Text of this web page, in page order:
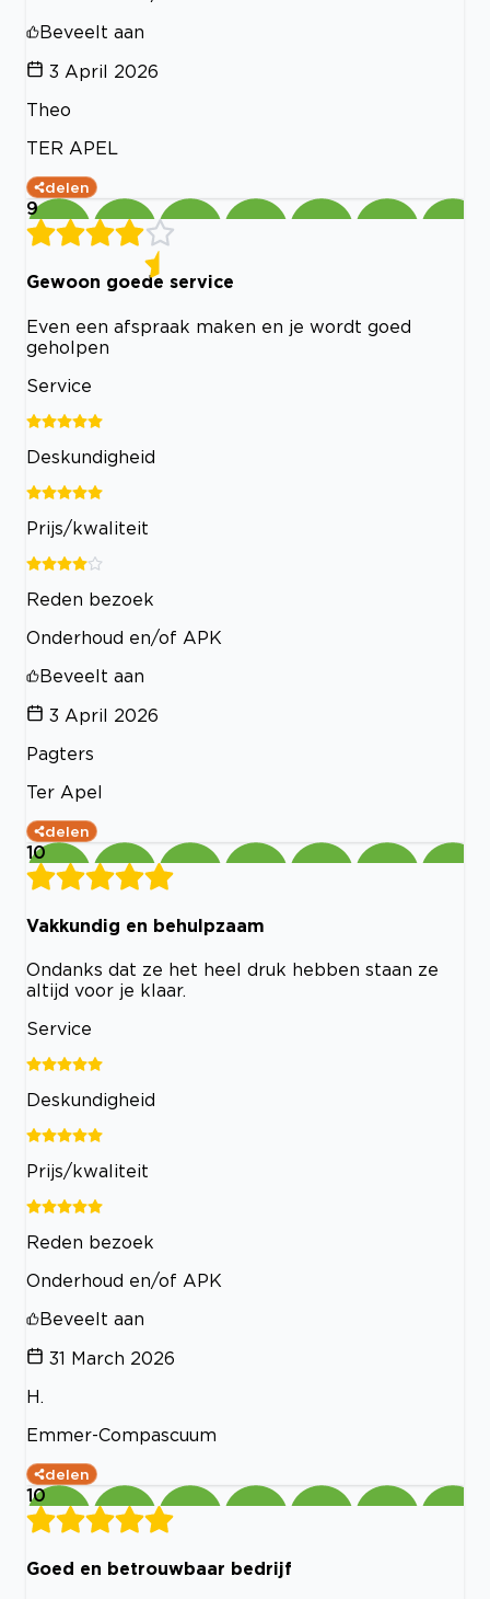
Beveelt aan
3 April 2026
Theo
TER APEL
delen
9
Gewoon goede service
Even een afspraak maken en je wordt goed
geholpen
Service
Deskundigheid
Prijs/kwaliteit
Reden bezoek
Onderhoud en/of APK
Beveelt aan
3 April 2026
Pagters
Ter Apel
delen
10
Vakkundig en behulpzaam
Ondanks dat ze het heel druk hebben staan ze
altijd voor je klaar.
Service
Deskundigheid
Prijs/kwaliteit
Reden bezoek
Onderhoud en/of APK
Beveelt aan
31 March 2026
H.
Emmer-Compascuum
delen
10
Goed en betrouwbaar bedrijf